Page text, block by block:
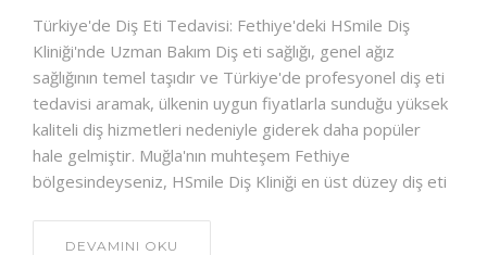
Türkiye'de Diş Eti Tedavisi: Fethiye'deki HSmile Diş
Kliniği'nde Uzman Bakım Diş eti sağlığı, genel ağız
sağlığının temel taşıdır ve Türkiye'de profesyonel diş eti
tedavisi aramak, ülkenin uygun fiyatlarla sunduğu yüksek
kaliteli diş hizmetleri nedeniyle giderek daha popüler
hale gelmiştir. Muğla'nın muhteşem Fethiye
bölgesindeyseniz, HSmile Diş Kliniği en üst düzey diş eti
DEVAMINI OKU